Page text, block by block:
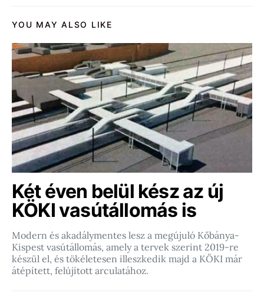
YOU MAY ALSO LIKE
Két éven belül kész az új
KÖKI vasútállomás is
Modern és akadálymentes lesz a megújuló Kőbánya-
Kispest vasútállomás, amely a tervek szerint 2019-re
készül el, és tökéletesen illeszkedik majd a KÖKI már
átépített, felújított arculatához.